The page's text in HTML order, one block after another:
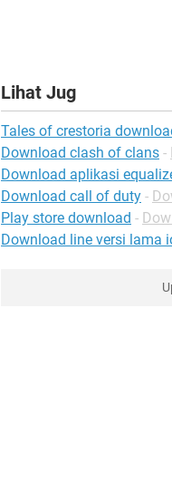
Lihat Jug
Tales of crestoria
Download clash of clans -
Download aplikasi
Download call of duty -
Play store download -
Download line versi lama